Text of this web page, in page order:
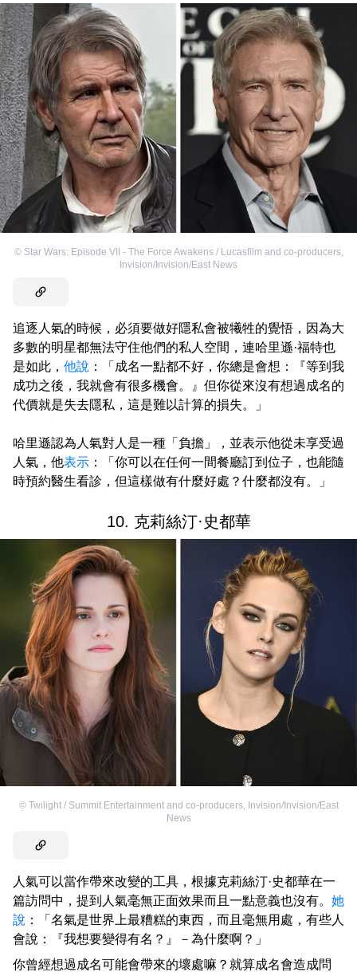
© Star Wars: Episode VII - The Force Awakens / Lucasfilm and co-producers,
Invision/Invision/East News
追逐人氣的時候，必須要做好隱私會被犧牲的覺悟，因為大
多數的明星都無法守住他們的私人空間，連哈里遜·福特也
是如此， 他說 ：「成名一點都不好，你總是會想：『等到我
成功之後，我就會有很多機會。』但你從來沒有想過成名的
代價就是失去隱私，這是難以計算的損失。」
哈里遜認為人氣對人是一種「負擔」，並表示他從未享受過
人氣，他表示 ：「你可以在任何一間餐廳訂到位子，也能隨
時預約醫生看診，但這樣做有什麼好處？什麼都沒有。」
10. 克莉絲汀·史都華
© Twilight / Summit Entertainment and co-producers, Invision/Invision/East
News
人氣可以當作帶來改變的工具，根據克莉絲汀·史都華在一
篇訪問中，提到人氣毫無正面效果而且一點意義也沒有。 她
說 ：「名氣是世界上最糟糕的東西，而且毫無用處，有些人
會說：『我想要變得有名？』－為什麼啊？」
你曾經想過成名可能會帶來的壞處嘛？就算成名會造成問